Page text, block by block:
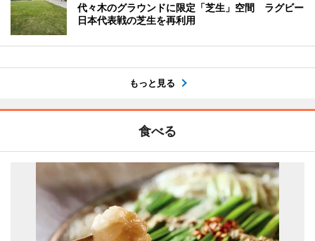
代々木のグラウンドに限定「芝生」空間 ラグビー
日本代表戦の芝生を再利用
もっと見る
食べる